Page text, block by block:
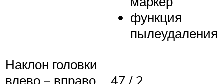
функция
пылеудаления
Наклон головки
влево – вправо,
47 / 2